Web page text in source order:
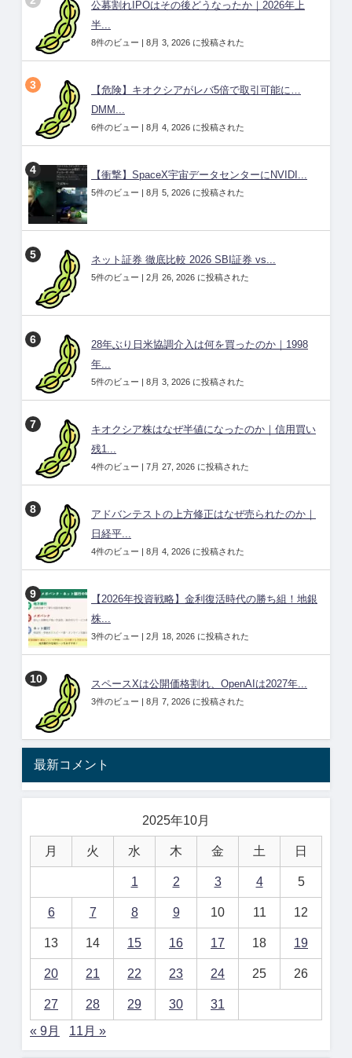
公募割れIPOはその後どうなったか｜2026年上
半...
8件のビュー | 8月 3, 2026 に投稿された
【危険】キオクシアがレバ5倍で取引可能に…
DMM...
6件のビュー | 8月 4, 2026 に投稿された
【衝撃】SpaceX宇宙データセンターにNVIDI...
5件のビュー | 8月 5, 2026 に投稿された
ネット証券 徹底比較 2026 SBI証券 vs...
5件のビュー | 2月 26, 2026 に投稿された
28年ぶり日米協調介入は何を買ったのか｜1998
年...
5件のビュー | 8月 3, 2026 に投稿された
キオクシア株はなぜ半値になったのか｜信用買い
残1...
4件のビュー | 7月 27, 2026 に投稿された
アドバンテストの上方修正はなぜ売られたのか｜
日経平...
4件のビュー | 8月 4, 2026 に投稿された
【2026年投資戦略】金利復活時代の勝ち組！地銀
株...
3件のビュー | 2月 18, 2026 に投稿された
スペースXは公開価格割れ、OpenAIは2027年...
3件のビュー | 8月 7, 2026 に投稿された
最新コメント
2025年10月
月 火 水 木 金 土 日
1 2 3 4 5
6 7 8 9 10 11 12
13 14 15 16 17 18 19
20 21 22 23 24 25 26
27 28 29 30
31
« 9月
11月 »